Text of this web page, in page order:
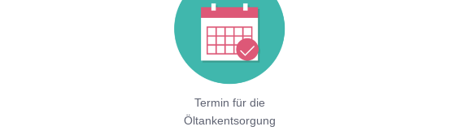
Termin für die
Öltankentsorgung